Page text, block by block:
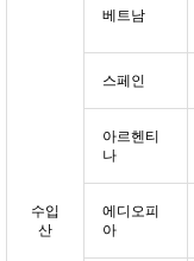
수입
산
베트남
스페인
아르헨티
나
에디오피
아